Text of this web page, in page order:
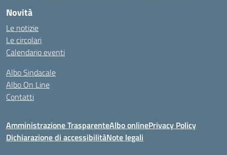
Novità
Le notizie
Le circolari
Calendario eventi
Albo Sindacale
Albo On Line
Contatti
Amministrazione TrasparenteAlbo onlinePrivacy Policy
Dichiarazione di accessibilitàNote legali